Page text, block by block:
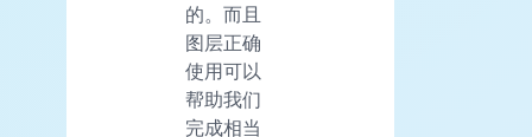
的。而且
图层正确
使用可以
帮助我们
完成相当